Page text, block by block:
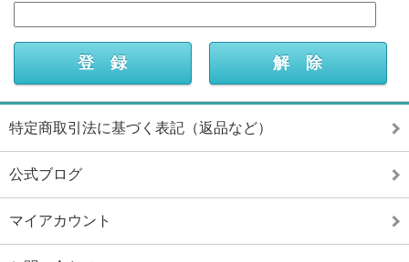
特定商取引法に基づく表記（返品など）
公式ブログ
マイアカウント